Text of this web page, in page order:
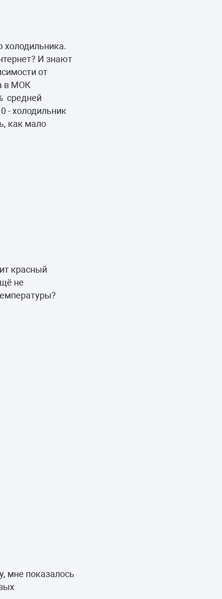
холодильника.
И знают
от
в МОК
средней
- холодильник
как мало
красный
не
мне показалось